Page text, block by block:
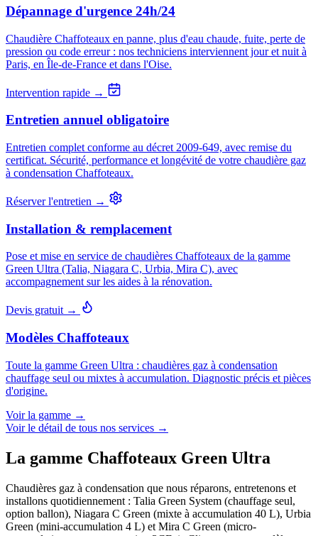
Dépannage d'urgence 24h/24
Chaudière Chaffoteaux en panne, plus d'eau chaude, fuite, perte de
pression ou code erreur : nos techniciens interviennent jour et nuit à
Paris, en Île-de-France et dans l'Oise.
Intervention rapide →
Entretien annuel obligatoire
Entretien complet conforme au décret 2009-649, avec remise du
certificat. Sécurité, performance et longévité de votre chaudière gaz
à condensation Chaffoteaux.
Réserver l'entretien →
Installation & remplacement
Pose et mise en service de chaudières Chaffoteaux de la gamme
Green Ultra (Talia, Niagara C, Urbia, Mira C), avec
accompagnement sur les aides à la rénovation.
Devis gratuit →
Modèles Chaffoteaux
Toute la gamme Green Ultra : chaudières gaz à condensation
chauffage seul ou mixtes à accumulation. Diagnostic précis et pièces
d'origine.
Voir la gamme →
Voir le détail de tous nos services →
La gamme Chaffoteaux Green Ultra
Chaudières gaz à condensation que nous réparons, entretenons et
installons quotidiennement : Talia Green System (chauffage seul,
option ballon), Niagara C Green (mixte à accumulation 40 L), Urbia
Green (mini-accumulation 4 L) et Mira C Green (micro-